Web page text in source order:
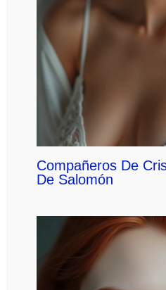
Compañeros De
De Salomón